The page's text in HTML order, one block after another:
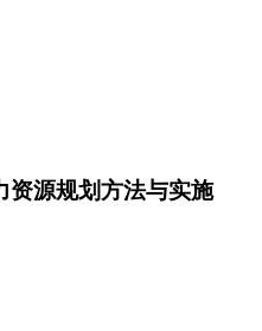
资源规划方法与实施